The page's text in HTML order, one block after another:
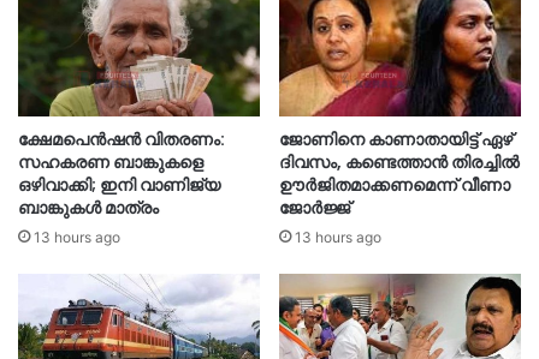
ക്ഷേമപെൻഷൻ വിതരണം:
സഹകരണ ബാങ്കുകളെ
ഒഴിവാക്കി; ഇനി വാണിജ്യ
ബാങ്കുകൾ മാത്രം
13 hours ago
ജോണിനെ കാണാതായിട്ട് ഏഴ്
ദിവസം‌, കണ്ടെത്താൻ തിരച്ചിൽ
ഊർജിതമാക്കണമെന്ന് വീണാ
ജോർജ്ജ്
13 hours ago